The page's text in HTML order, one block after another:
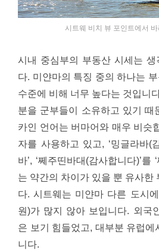
시트웨 비치 뷰 포인트에서
시내 중심부의 부동산 시세는 생
다. 미얀마의 특징 중의 하나는
수준에 비해 너무 높다는 것입니
분을 군부들이 소유하고 있기 때
카인 언어는 버마어와 매우 비슷
자를 사용하고 있고, ‘밍글라바(
바’, ‘쩨주띤바대(감사합니다)’를
는 약간의 차이가 있을 뿐 유사한
다. 시트웨는 미얀마 다른 도시
원)가 많지 않아 보입니다. 외국
은 보기 힘들었고, 대부분 유럽에
니다.